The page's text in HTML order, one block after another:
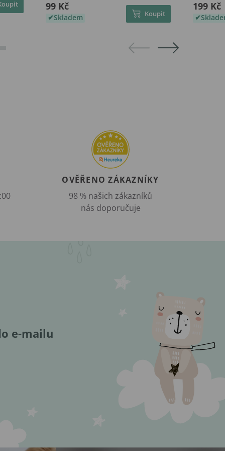
99 Kč
Skladem Koupit
199 Kč
OVĚŘENO ZÁKAZNÍKY
98 % našich zákazníků
nás doporučuje
e-mailu